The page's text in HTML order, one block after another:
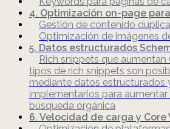
4. Optimización on-page
Gestión de contenido
Optimización de imágenes
5. Datos estructurados
Rich snippets que aumentan
tipos de rich snippets son
mediante datos estructurados
implementarlos para
búsqueda orgánica
6. Velocidad de carga y Core